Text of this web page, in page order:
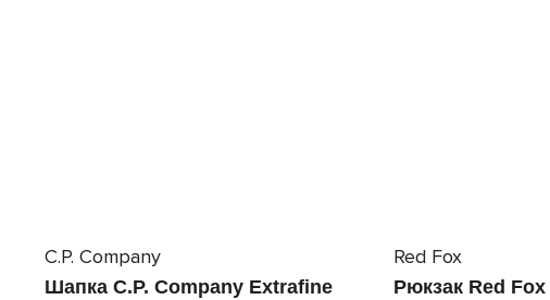
C.P. Company
Шапка C.P. Company Extrafine
Red Fox
Рюкзак Red